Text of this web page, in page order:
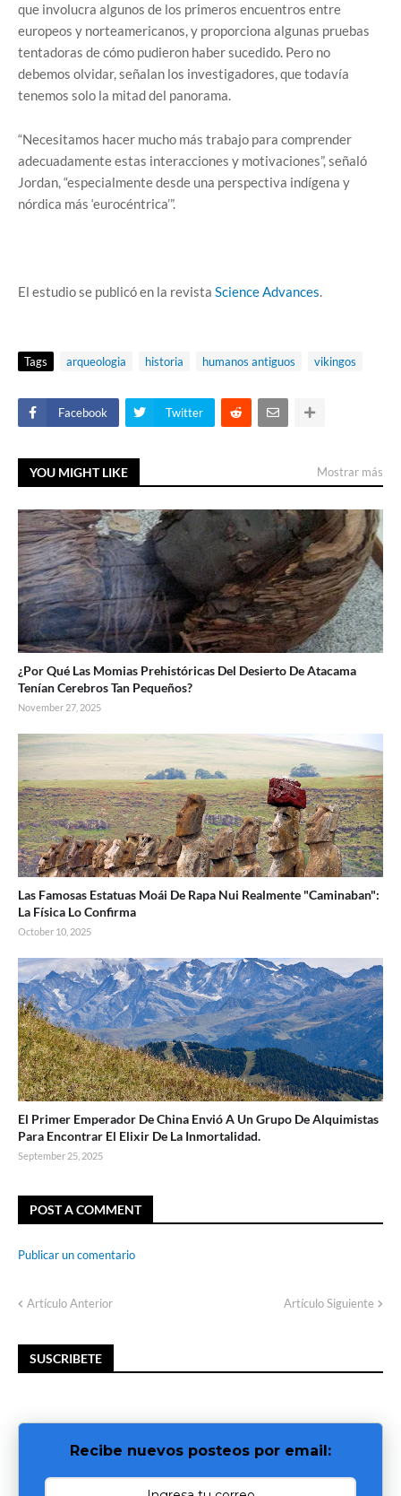
que involucra algunos de los primeros encuentros entre
europeos y norteamericanos, y proporciona algunas pruebas
tentadoras de cómo pudieron haber sucedido. Pero no
debemos olvidar, señalan los investigadores, que todavía
tenemos solo la mitad del panorama.
“Necesitamos hacer mucho más trabajo para comprender
adecuadamente estas interacciones y motivaciones”, señaló
Jordan, “especialmente desde una perspectiva indígena y
nórdica más ‘eurocéntrica’”.
El estudio se publicó en la revista Science Advances.
Tags arqueologia historia humanos antiguos vikingos
Facebook Twitter
YOU MIGHT LIKE Mostrar más
¿Por Qué Las Momias Prehistóricas Del Desierto De Atacama
Tenían Cerebros Tan Pequeños?
November 27, 2025
Las Famosas Estatuas Moái De Rapa Nui Realmente "Caminaban":
La Física Lo Confirma
October 10, 2025
El Primer Emperador De China Envió A Un Grupo De Alquimistas
Para Encontrar El Elixir De La Inmortalidad.
September 25, 2025
POST A COMMENT
Publicar un comentario
Artículo Anterior Artículo Siguiente
SUSCRIBETE
Recibe nuevos posteos por email: